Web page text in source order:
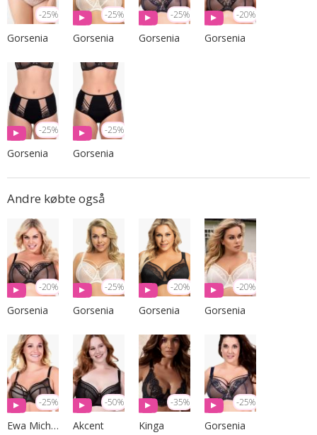
-25%
Gorsenia
-25%
Gorsenia
-25%
Gorsenia
-20%
Gorsenia
-25%
Gorsenia
-25%
Gorsenia
Andre købte også
-20%
Gorsenia
-25%
Gorsenia
-20%
Gorsenia
-20%
Gorsenia
-25%
Ewa Michalak
-50%
Akcent
-35%
Kinga
-25%
Gorsenia